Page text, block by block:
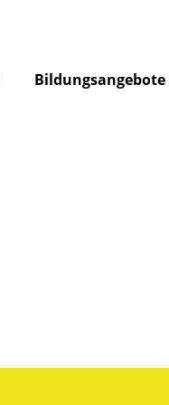
Bildungsangebote